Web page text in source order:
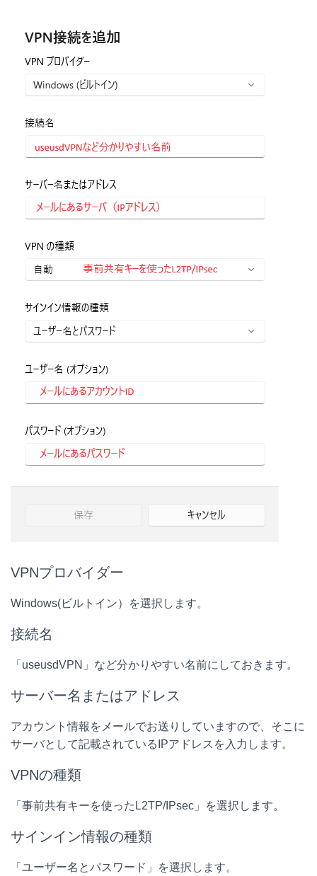
VPNプロバイダー
Windows(ビルトイン）を選択します。
接続名
「useusdVPN」など分かりやすい名前にしておきます。
サーバー名またはアドレス
アカウント情報をメールでお送りしていますので、そこに
サーバとして記載されているIPアドレスを入力します。
VPNの種類
「事前共有キーを使ったL2TP/IPsec」を選択します。
サインイン情報の種類
「ユーザー名とパスワード」を選択します。